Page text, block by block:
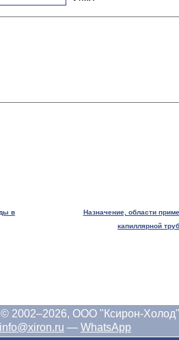
в
Назначение, области
капиллярной
© 2002–2026, ООО "Ксирон-Холод"
info@xiron.ru — WhatsApp